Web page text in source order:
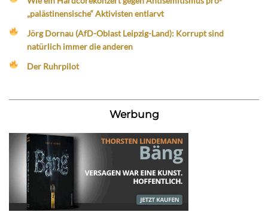
„palästinensische“ Aktivisten entlarvt
Jörg Dornau (AfD-Oblast Leipzig-Land): Korrupt sind
natürlich immer die anderen
Der Ruhrpilot
Werbung